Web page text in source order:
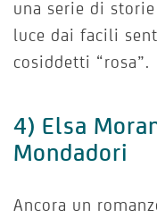
una serie di
luce dai facili
cosiddetti “rosa”.
4) Elsa
Mondadori
Ancora un